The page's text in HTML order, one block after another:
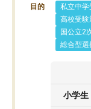
目的 私立中学
高校受験
国公立2
総合型選
小学生